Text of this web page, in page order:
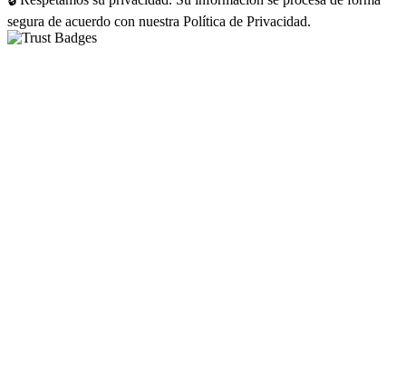
segura de acuerdo con nuestra Política de Privacidad.